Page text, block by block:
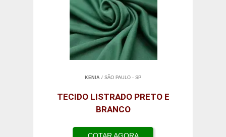
KENIA / SÃO PAULO - SP
TECIDO LISTRADO PRETO E
BRANCO